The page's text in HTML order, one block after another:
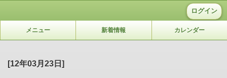
ログイン
メニュー 新着情報 カレンダー
[12年03月23日]